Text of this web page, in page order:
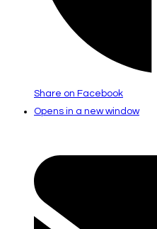
Share on Facebook
Opens in a new window